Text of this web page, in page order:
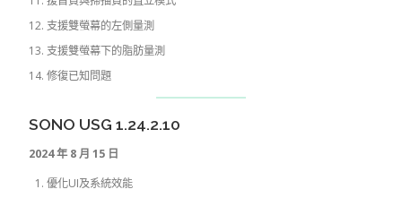
支援雙螢幕的左側量測
支援雙螢幕下的脂肪量測
修復已知問題
SONO USG 1.24.2.10
2024 年 8 月 15 日
優化UI及系統效能